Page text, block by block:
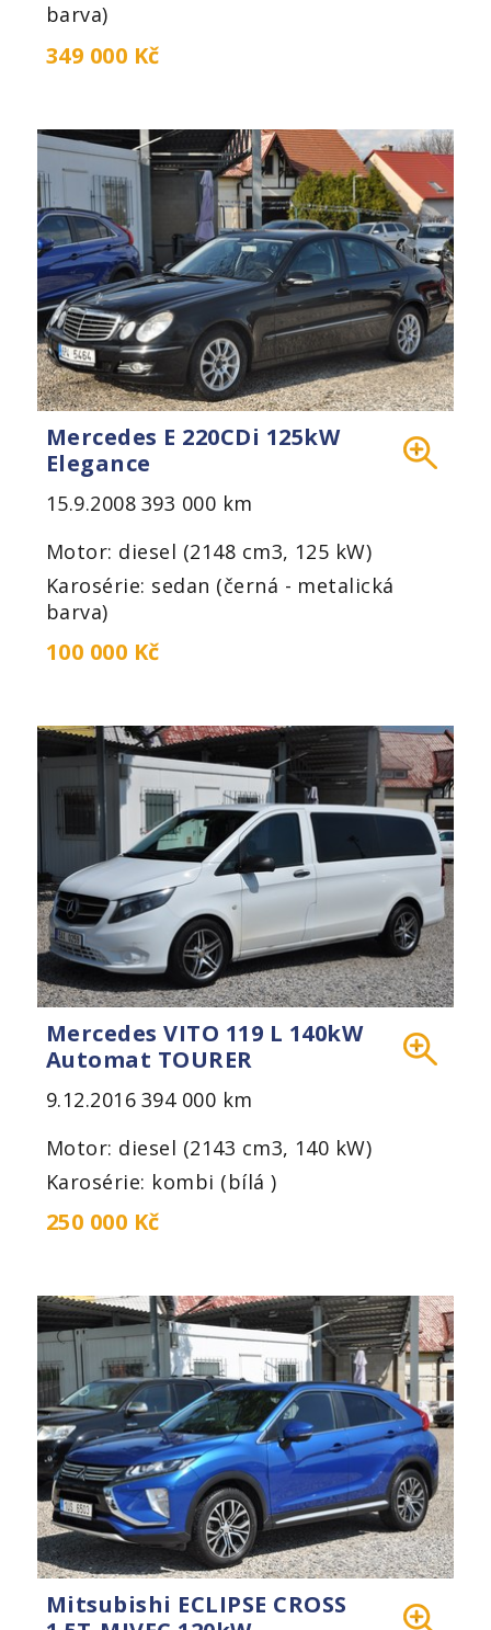
barva)
349 000 Kč
Mercedes E 220CDi 125kW
Elegance
15.9.2008 393 000 km
Motor: diesel (2148 cm3, 125 kW)
Karosérie: sedan (černá - metalická
barva)
100 000 Kč
Mercedes VITO 119 L 140kW
Automat TOURER
9.12.2016 394 000 km
Motor: diesel (2143 cm3, 140 kW)
Karosérie: kombi (bílá )
250 000 Kč
Mitsubishi ECLIPSE CROSS